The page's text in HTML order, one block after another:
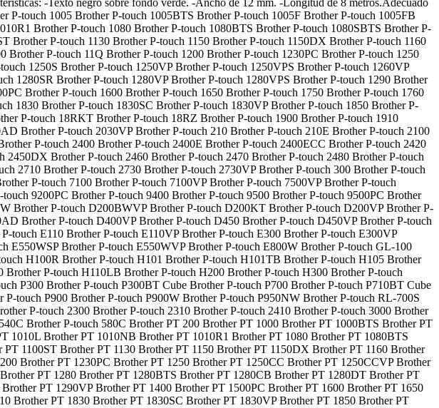
P-touch 1005 Brother P-touch 1005BTS Brother P-touch 1005F Brother P-touch 1005FB
Brother P-touch 1080 Brother P-touch 1080BTS Brother P-touch 1080SBTS Brother P-
P-touch 1130 Brother P-touch 1150 Brother P-touch 1150DX Brother P-touch 1160
P-touch 11Q Brother P-touch 1200 Brother P-touch 1230PC Brother P-touch 1250
1250S Brother P-touch 1250VP Brother P-touch 1250VPS Brother P-touch 1260VP
1280SR Brother P-touch 1280VP Brother P-touch 1280VPS Brother P-touch 1290 Brother
Brother P-touch 1600 Brother P-touch 1650 Brother P-touch 1750 Brother P-touch 1760
1830 Brother P-touch 1830SC Brother P-touch 1830VP Brother P-touch 1850 Brother P-
P-touch 18RKT Brother P-touch 18RZ Brother P-touch 1900 Brother P-touch 1910
Brother P-touch 2030VP Brother P-touch 210 Brother P-touch 210E Brother P-touch 2100
P-touch 2400 Brother P-touch 2400E Brother P-touch 2400ECC Brother P-touch 2420
Brother P-touch 2460 Brother P-touch 2470 Brother P-touch 2480 Brother P-touch
2710 Brother P-touch 2730 Brother P-touch 2730VP Brother P-touch 300 Brother P-touch
P-touch 7100 Brother P-touch 7100VP Brother P-touch 7500VP Brother P-touch
9200PC Brother P-touch 9400 Brother P-touch 9500 Brother P-touch 9500PC Brother
Brother P-touch D200BWVP Brother P-touch D200KT Brother P-touch D200VP Brother P-
Brother P-touch D400VP Brother P-touch D450 Brother P-touch D450VP Brother P-touch
E110 Brother P-touch E110VP Brother P-touch E300 Brother P-touch E300VP
E550WSP Brother P-touch E550WVP Brother P-touch E800W Brother P-touch GL-100
H100R Brother P-touch H101 Brother P-touch H101TB Brother P-touch H105 Brother
P-touch H110LB Brother P-touch H200 Brother P-touch H300 Brother P-touch
P300 Brother P-touch P300BT Cube Brother P-touch P700 Brother P-touch P710BT Cube
touch P900 Brother P-touch P900W Brother P-touch P950NW Brother P-touch RL-700S
P-touch 2300 Brother P-touch 2310 Brother P-touch 2410 Brother P-touch 3000 Brother
Brother P-touch 580C Brother PT 200 Brother PT 1000 Brother PT 1000BTS Brother PT
1010L Brother PT 1010NB Brother PT 1010R1 Brother PT 1080 Brother PT 1080BTS
1100ST Brother PT 1130 Brother PT 1150 Brother PT 1150DX Brother PT 1160 Brother
Brother PT 1230PC Brother PT 1250 Brother PT 1250CC Brother PT 1250CCVP Brother
PT 1280 Brother PT 1280BTS Brother PT 1280CB Brother PT 1280DT Brother PT
PT 1290VP Brother PT 1400 Brother PT 1500PC Brother PT 1600 Brother PT 1650
Brother PT 1830 Brother PT 1830SC Brother PT 1830VP Brother PT 1850 Brother PT